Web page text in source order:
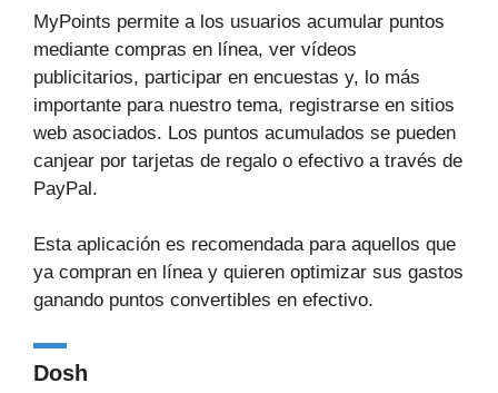
MyPoints permite a los usuarios acumular puntos
mediante compras en línea, ver vídeos
publicitarios, participar en encuestas y, lo más
importante para nuestro tema, registrarse en sitios
web asociados. Los puntos acumulados se pueden
canjear por tarjetas de regalo o efectivo a través de
PayPal.
Esta aplicación es recomendada para aquellos que
ya compran en línea y quieren optimizar sus gastos
ganando puntos convertibles en efectivo.
Dosh